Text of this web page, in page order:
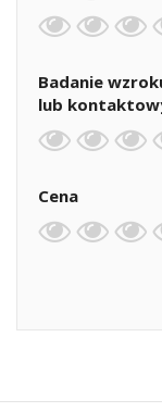
Badanie
lub
Cena